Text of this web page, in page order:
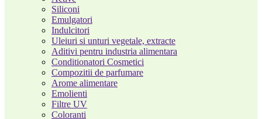
Siliconi
Emulgatori
Indulcitori
Uleiuri si unturi vegetale, extracte
Aditivi pentru industria alimentara
Conditionatori Cosmetici
Compozitii de parfumare
Arome alimentare
Emolienti
Filtre UV
Coloranti